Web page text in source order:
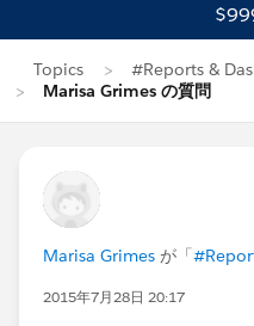
Topics
#Reports &
Marisa Grimes の質問
Marisa Grimes が「
2015年7月28日 20:17